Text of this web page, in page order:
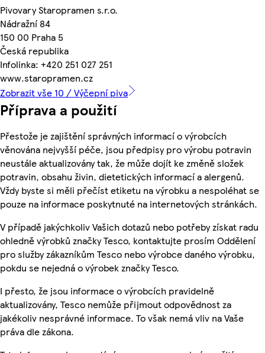
Pivovary Staropramen s.r.o.
Nádražní 84
150 00 Praha 5
Česká republika
Infolinka: +420 251 027 251
www.staropramen.cz
Zobrazit vše 10 / Výčepní piva
Příprava a použití
Přestože je zajištění správných informací o výrobcích
věnována nejvyšší péče, jsou předpisy pro výrobu potravin
neustále aktualizovány tak, že může dojít ke změně složek
potravin, obsahu živin, dietetických informací a alergenů.
Vždy byste si měli přečíst etiketu na výrobku a nespoléhat se
pouze na informace poskytnuté na internetových stránkách.
V případě jakýchkoliv Vašich dotazů nebo potřeby získat radu
ohledně výrobků značky Tesco, kontaktujte prosím Oddělení
pro služby zákazníkům Tesco nebo výrobce daného výrobku,
pokdu se nejedná o výrobek značky Tesco.
I přesto, že jsou informace o výrobcích pravidelně
aktualizovány, Tesco nemůže přijmout odpovědnost za
jakékoliv nesprávné informace. To však nemá vliv na Vaše
práva dle zákona.